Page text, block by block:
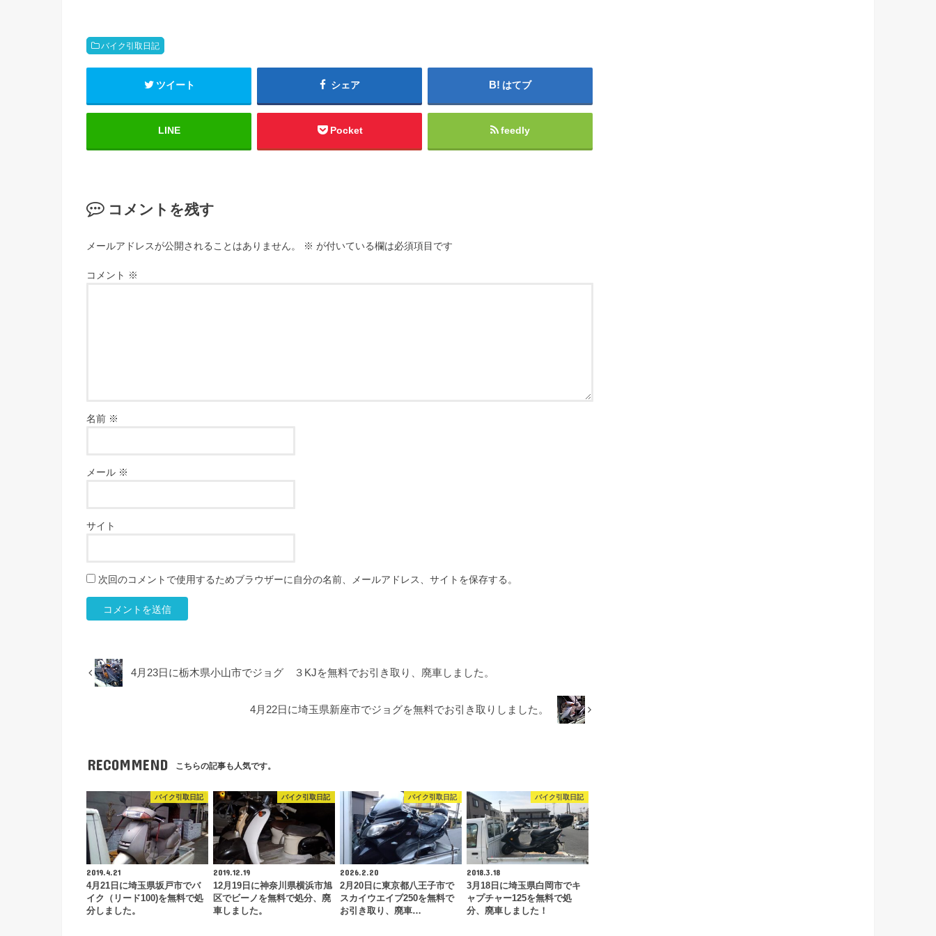
バイク引取日記
ツイート シェア はてブ
LINE Pocket feedly
コメントを残す
メールアドレスが公開されることはありません。 ※ が付いている欄は必須項目です
コメント ※
名前 ※
メール ※
サイト
次回のコメントで使用するためブラウザーに自分の名前、メールアドレス、サイトを保存する。
4月23日に栃木県小山市でジョグ ３KJを無料でお引き取り、廃車しました。
4月22日に埼玉県新座市でジョグを無料でお引き取りしました。
RECOMMEND こちらの記事も人気です。
バイク引取日記
2019.4.21
4月21日に埼玉県坂戸市でバ
イク（リード100)を無料で処
分しました。
バイク引取日記
2019.12.19
12月19日に神奈川県横浜市旭
区でビーノを無料で処分、廃
車しました。
バイク引取日記
2026.2.20
2月20日に東京都八王子市で
スカイウエイブ250を無料で
お引き取り、廃車…
バイク引取日記
2018.3.18
3月18日に埼玉県白岡市でキ
ャプチャー125を無料で処
分、廃車しました！